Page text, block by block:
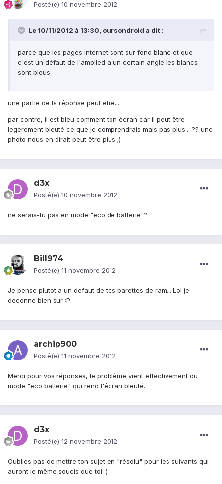
Posté(e) 10 novembre 2012
Le 10/11/2012 à 13:30, oursondroid a dit :
parce que les pages internet sont sur fond blanc et que
c'est un défaut de l'amolled a un certain angle les blancs
sont bleus
une partie de la réponse peut etre...
par contre, il est bleu comment ton écran car il peut être
legerement bleuté ce que je comprendrais mais pas plus... ?? une
photo nous en dirait peut être plus ;)
d3x
Posté(e) 10 novembre 2012
ne serais-tu pas en mode "eco de batterie"?
Bill974
Posté(e) 11 novembre 2012
Je pense plutot a un defaut de tes barettes de ram....Lol je
deconne bien sur :P
archip900
Posté(e) 11 novembre 2012
Merci pour vos réponses, le problème vient effectivement du
mode "eco batterie" qui rend l'écran bleuté.
d3x
Posté(e) 12 novembre 2012
Oublies pas de mettre ton sujet en "résolu" pour les suivants qui
auront le même soucis que toi :)